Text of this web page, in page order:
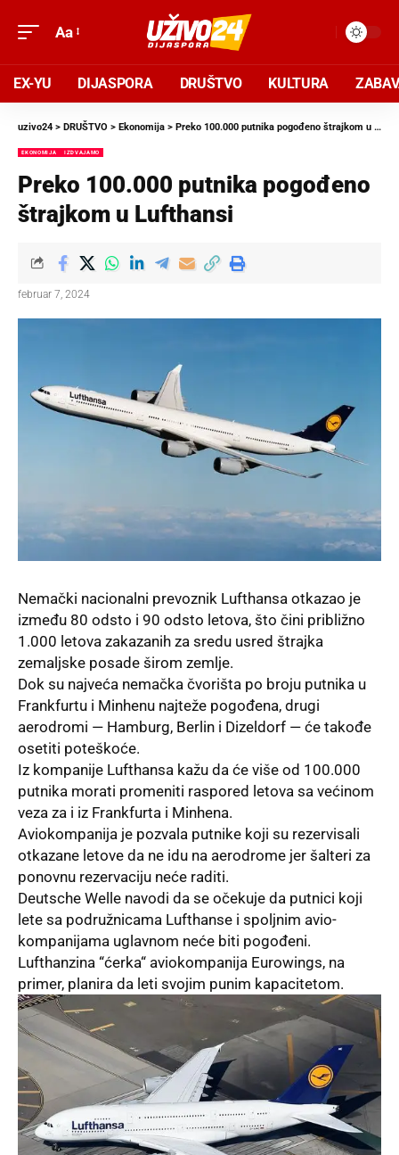
Aa
EX-YU DIJASPORA DRUŠTVO KULTURA
uzivo24 > DRUŠTVO > Ekonomija > Preko 100.000 putnika pogođeno štrajkom u Lufthansi
EKONOMIJA IZDVAJAMO
Preko 100.000 putnika pogođeno
štrajkom u Lufthansi
februar 7, 2024
Nemački nacionalni prevoznik Lufthansa otkazao je
između 80 odsto i 90 odsto letova, što čini približno
1.000 letova zakazanih za sredu usred štrajka
zemaljske posade širom zemlje.
Dok su najveća nemačka čvorišta po broju putnika u
Frankfurtu i Minhenu najteže pogođena, drugi
aerodromi — Hamburg, Berlin i Dizeldorf — će takođe
osetiti poteškoće.
Iz kompanije Lufthansa kažu da će više od 100.000
putnika morati promeniti raspored letova sa većinom
veza za i iz Frankfurta i Minhena.
Aviokompanija je pozvala putnike koji su rezervisali
otkazane letove da ne idu na aerodrome jer šalteri za
ponovnu rezervaciju neće raditi.
Deutsche Welle navodi da se očekuje da putnici koji
lete sa podružnicama Lufthanse i spoljnim avio-
kompanijama uglavnom neće biti pogođeni.
Lufthanzina “ćerka“ aviokompanija Eurowings, na
primer, planira da leti svojim punim kapacitetom.